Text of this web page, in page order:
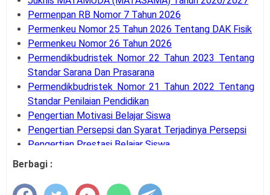
Permenpan RB Nomor 7 Tahun 2026
Permenkeu Nomor 25 Tahun 2026 Tentang DAK Fisik
Permenkeu Nomor 26 Tahun 2026
Permendikbudristek Nomor 22 Tahun 2023 Tentang
Standar Sarana Dan Prasarana
Permendikbudristek Nomor 21 Tahun 2022 Tentang
Standar Penilaian Pendidikan
Pengertian Motivasi Belajar Siswa
Pengertian Persepsi dan Syarat Terjadinya Persepsi
Pengertian Prestasi Belajar Siswa
Pengertian dan Teknik Supervisi Akademik
Bank Soal UM-PTKIN Tahun Akademik 2026/2027
Pengertian dan Komponen Layanan BK
Berbagi :